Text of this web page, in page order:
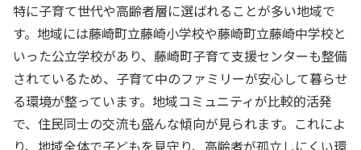
特に子育て世代や高齢者層に選ばれることが多い地域で
す。地域には藤崎町立藤崎小学校や藤崎町立藤崎中学校と
いった公立学校があり、藤崎町子育て支援センターも整備
されているため、子育て中のファミリーが安心して暮らせ
る環境が整っています。地域コミュニティが比較的活発
で、住民同士の交流も盛んな傾向が見られます。これによ
り、地域全体で子どもを見守り、高齢者が孤立しにくい環